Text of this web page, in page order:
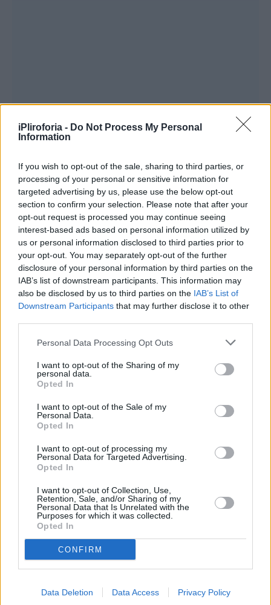
iPliroforia - Do Not Process My Personal
Information
If you wish to opt-out of the sale, sharing to third parties, or
processing of your personal or sensitive information for
targeted advertising by us, please use the below opt-out
section to confirm your selection. Please note that after your
opt-out request is processed you may continue seeing
interest-based ads based on personal information utilized by
us or personal information disclosed to third parties prior to
your opt-out. You may separately opt-out of the further
disclosure of your personal information by third parties on the
IAB’s list of downstream participants. This information may
also be disclosed by us to third parties on the IAB’s List of
Downstream Participants that may further disclose it to other
Personal Data Processing Opt Outs
I want to opt-out of the Sharing of my
personal data.
Opted In
I want to opt-out of the Sale of my
Personal Data.
Opted In
I want to opt-out of processing my
Personal Data for Targeted Advertising.
Opted In
I want to opt-out of Collection, Use,
Retention, Sale, and/or Sharing of my
Personal Data that Is Unrelated with the
Purposes for which it was collected.
Opted In
CONFIRM
Data Deletion Data Access Privacy Policy
Οι σαρδέλες είναι μια πλήρης τροφή πλούσια
τις υγιείς διαδικασίες ανάπτυξης και
αναγέννησης του οργανισμού, αλλά και
περιέχει σημαντικά λιγότερο υδράργυρο από
άλλα ψάρια, όπως ο σολομός ή ο τόνος,
γεγονός που τις καθιστά πολύ καλύτερη
επιλογή.
Όταν αγοράζετε σαρδέλες, αξίζει να δίνετε
προσοχή στη σύστασή τους, αναζητώντας
την ετικέτα «Sardina pilchardus» και
αποφεύγοντας το «Sprattus sprattus», που